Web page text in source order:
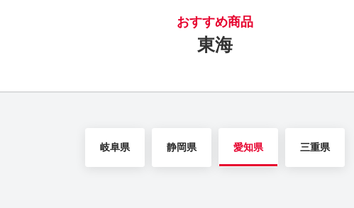
おすすめ商品
東海
岐阜県 静岡県 愛知県 三重県